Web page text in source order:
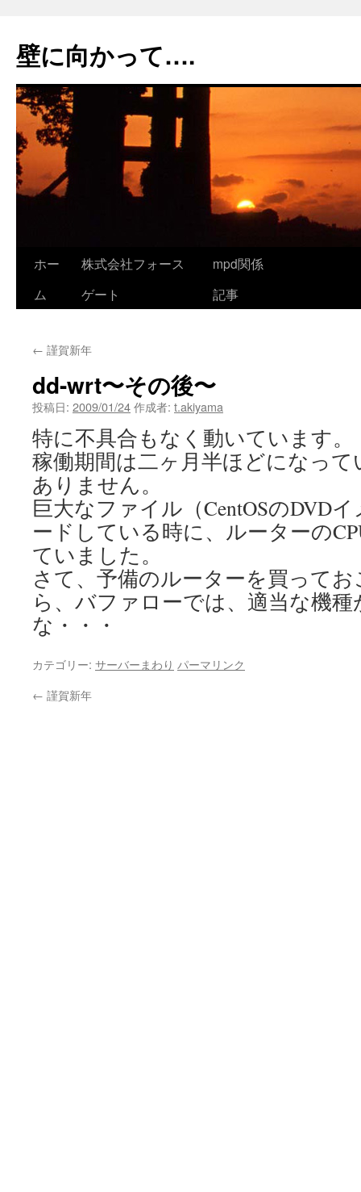
テ
ン
へ
ス
キ
ッ
プ
壁に向かって….
ホー
ム
株式会社フォース
ゲート
mpd関係
記事
← 謹賀新年
dd-wrt〜その後〜
投稿日: 2009/01/24作成者: t.akiyama
特に不具合もなく動いています。
稼働期間は二ヶ月半ほどになっ
ありません。
巨大なファイル（CentOSのDVD
ードしている時に、ルーターの
ていました。
さて、予備のルーターを買って
ら、バファローでは、適当な機
な・・・
カテゴリー: サーバーまわり パーマリンク
← 謹賀新年